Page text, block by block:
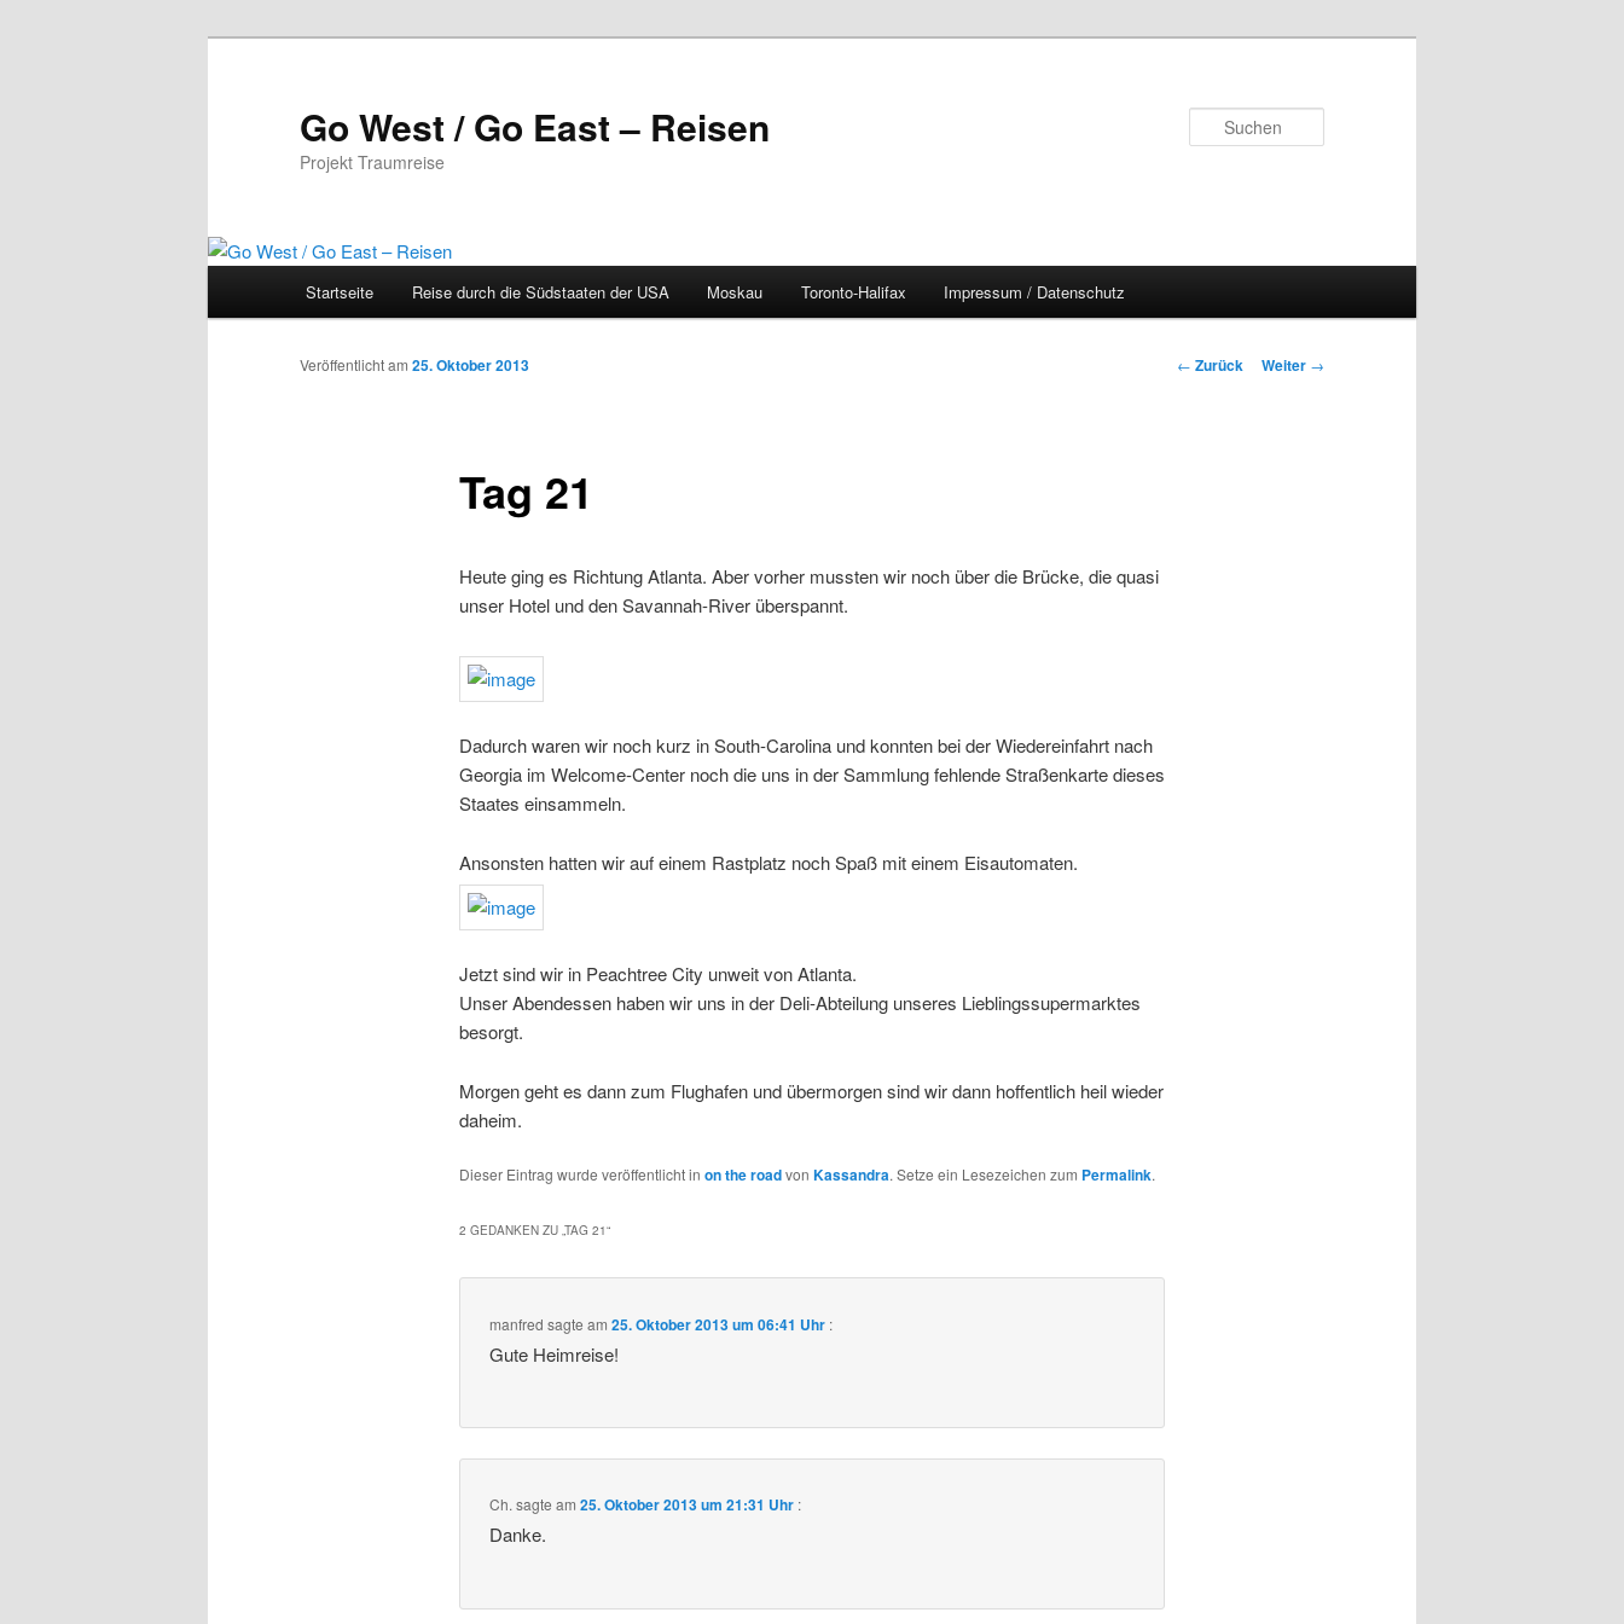
Go West / Go East – Reisen
Projekt Traumreise
Startseite Reise durch die Südstaaten der USA Moskau Toronto-Halifax Impressum / Datenschutz
Beitragsnavigation
← Zurück Weiter →
Tag 21
Veröffentlicht am 25. Oktober 2013
Heute ging es Richtung Atlanta. Aber vorher mussten wir noch über die Brücke, die quasi
unser Hotel und den Savannah-River überspannt.
Dadurch waren wir noch kurz in South-Carolina und konnten bei der Wiedereinfahrt nach
Georgia im Welcome-Center noch die uns in der Sammlung fehlende Straßenkarte dieses
Staates einsammeln.
Ansonsten hatten wir auf einem Rastplatz noch Spaß mit einem Eisautomaten.
Jetzt sind wir in Peachtree City unweit von Atlanta.
Unser Abendessen haben wir uns in der Deli-Abteilung unseres Lieblingssupermarktes
besorgt.
Morgen geht es dann zum Flughafen und übermorgen sind wir dann hoffentlich heil wieder
daheim.
Dieser Eintrag wurde veröffentlicht in on the roadvon Kassandra. Setze ein Lesezeichen zum Permalink.
2 GEDANKEN ZU „TAG 21“
manfred sagte am25. Oktober 2013 um 06:41 Uhr :
Gute Heimreise!
Ch. sagte am25. Oktober 2013 um 21:31 Uhr :
Danke.